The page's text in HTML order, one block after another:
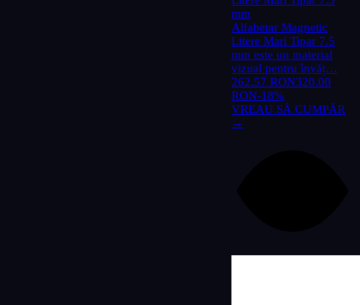
mm
Alfabetar Magnetic
Litere Mari Tipar 7.5
mm este un material
vizual pentru învăț…
262.57 RON320.00
RON-18%
VREAU SĂ CUMPĂR
→